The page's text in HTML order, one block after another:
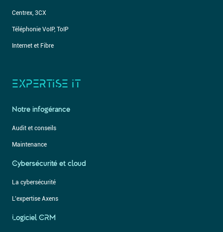
Centrex, 3CX
Téléphonie VoIP, ToIP
Internet et Fibre
EXPERTISE IT
Notre infogérance
Audit et conseils
Maintenance
Cybersécurité et cloud
La cybersécurité
L’expertise Axens
Logiciel CRM